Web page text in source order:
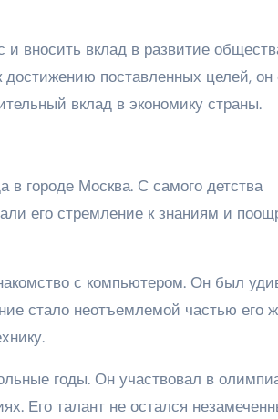
вносить вклад в развитие
поставленных целей, он
вклад в экономику страны.
в городе Москва. С самого детства
его стремление к знаниям и
с компьютером. Он был
стало неотъемлемой частью его
годы. Он участвовал в
Его талант не остался